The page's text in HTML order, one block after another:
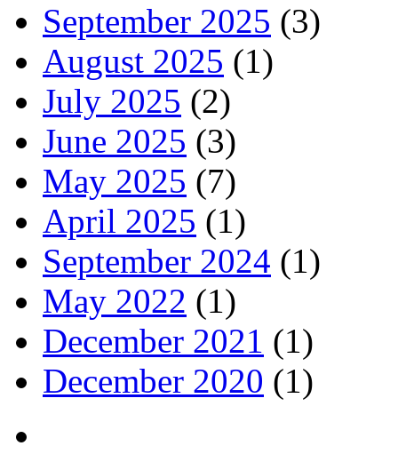
September 2025 (3)
August 2025 (1)
July 2025 (2)
June 2025 (3)
May 2025 (7)
April 2025 (1)
September 2024 (1)
May 2022 (1)
December 2021 (1)
December 2020 (1)